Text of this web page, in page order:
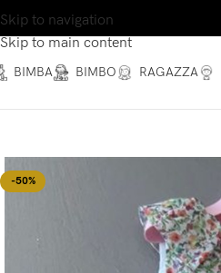
Skip to navigation
Skip to main content
BIMBA BIMBO RAGAZZA
-50%